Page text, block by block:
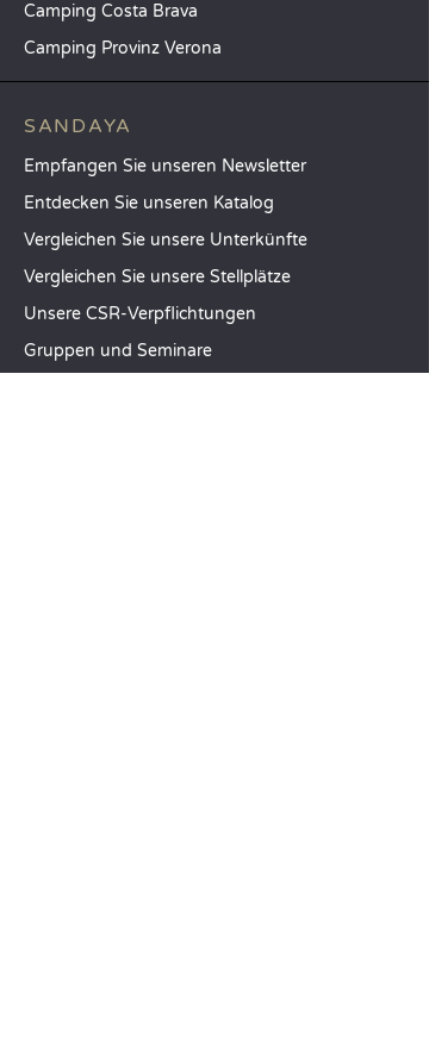
Camping Costa Brava
Camping Provinz Verona
SANDAYA
Empfangen Sie unseren Newsletter
Entdecken Sie unseren Katalog
Vergleichen Sie unsere Unterkünfte
Vergleichen Sie unsere Stellplätze
Unsere CSR-Verpflichtungen
Gruppen und Seminare